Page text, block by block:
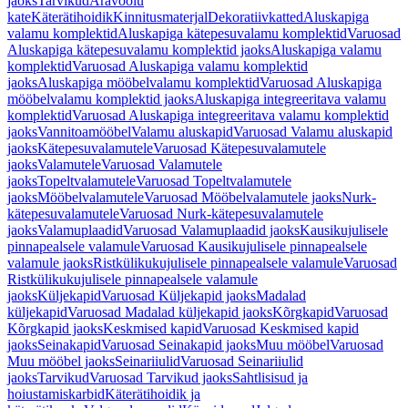
kateKäterätihoidikKinnitusmaterjalDekoratiivkattedAluskapiga
valamu komplektidAluskapiga kätepesuvalamu komplektidVaruosad
Aluskapiga kätepesuvalamu komplektid jaoksAluskapiga valamu
komplektidVaruosad Aluskapiga valamu komplektid
jaoksAluskapiga mööbelvalamu komplektidVaruosad Aluskapiga
mööbelvalamu komplektid jaoksAluskapiga integreeritava valamu
komplektidVaruosad Aluskapiga integreeritava valamu komplektid
jaoksVannitoamööbelValamu aluskapidVaruosad Valamu aluskapid
jaoksKätepesuvalamuteleVaruosad Kätepesuvalamutele
jaoksValamuteleVaruosad Valamutele
jaoksTopeltvalamuteleVaruosad Topeltvalamutele
jaoksMööbelvalamuteleVaruosad Mööbelvalamutele jaoksNurk-
kätepesuvalamuteleVaruosad Nurk-kätepesuvalamutele
jaoksValamuplaadidVaruosad Valamuplaadid jaoksKausikujulisele
pinnapealsele valamuleVaruosad Kausikujulisele pinnapealsele
valamule jaoksRistkülikukujulisele pinnapealsele valamuleVaruosad
Ristkülikukujulisele pinnapealsele valamule
jaoksKüljekapidVaruosad Küljekapid jaoksMadalad
küljekapidVaruosad Madalad küljekapid jaoksKõrgkapidVaruosad
Kõrgkapid jaoksKeskmised kapidVaruosad Keskmised kapid
jaoksSeinakapidVaruosad Seinakapid jaoksMuu mööbelVaruosad
Muu mööbel jaoksSeinariiulidVaruosad Seinariiulid
jaoksTarvikudVaruosad Tarvikud jaoksSahtlisisud ja
hoiustamiskarbidKäterätihoidik ja